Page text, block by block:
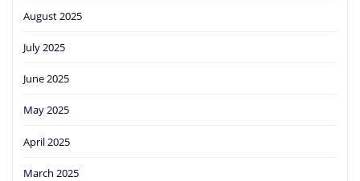
August 2025
July 2025
June 2025
May 2025
April 2025
March 2025